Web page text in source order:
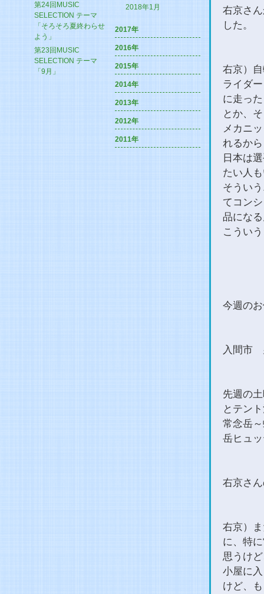
第24回MUSIC
SELECTION テーマ
「そろそろ夏終わらせ
よう」
第23回MUSIC
SELECTION テーマ
「9月」
2018年1月
2017年
2016年
2015年
2014年
2013年
2012年
2011年
右京さ
した。
右京）
ライダ
に走っ
とか、
メカニ
れるか
日本は
たい人
そうい
てコン
品にな
こうい
今週の
入間市
先週の
とテン
常念岳
岳ヒュ
右京さ
右京）
に、特
思うけ
小屋に
けど、